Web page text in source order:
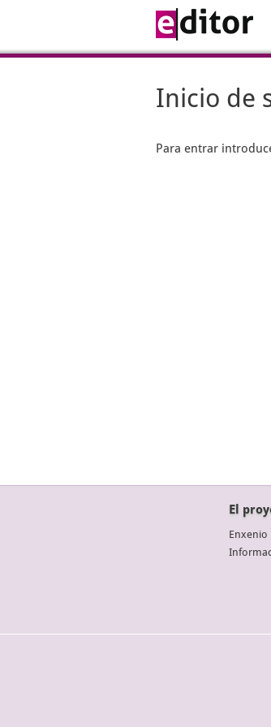
Inicio de
Para entrar
El
Enxenio